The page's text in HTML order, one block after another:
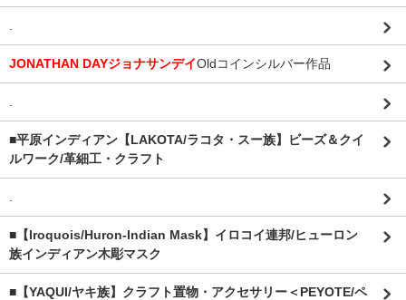
JONATHAN DAYジョナサンデイOldコインシルバー作品
■平原インディアン【LAKOTA/ラコタ・スー族】ビーズ＆クイ
ルワーク/革細工・クラフト
■【Iroquois/Huron-Indian Mask】イロコイ連邦/ヒューロン
族インディアン木彫マスク
■【YAQUI/ヤキ族】クラフト置物・アクセサリー＜PEYOTE/ペ